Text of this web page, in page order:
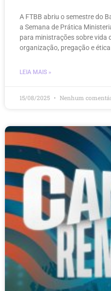
A FTBB abriu o semestre do
a Semana de Prática
para ministrações sobre vida
organização, pregação e
LEIA MAIS »
15/08/2025 Nenhum